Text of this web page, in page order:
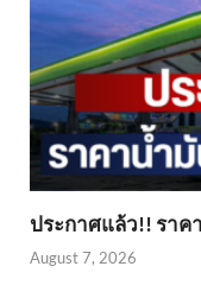
ประกาศแล้ว!! ราค
August 7, 2026